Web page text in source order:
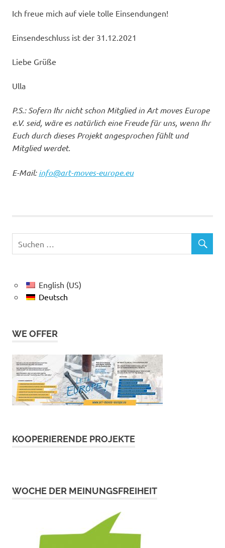
Ich freue mich auf viele tolle Einsendungen!
Einsendeschluss ist der 31.12.2021
Liebe Grüße
Ulla
P.S.: Sofern Ihr nicht schon Mitglied in Art moves Europe
e.V. seid, wäre es natürlich eine Freude für uns, wenn Ihr
Euch durch dieses Projekt angesprochen fühlt und
Mitglied werdet.
E-Mail:info@art-moves-europe.eu
English (US)
Deutsch
WE OFFER
KOOPERIERENDE PROJEKTE
WOCHE DER MEINUNGSFREIHEIT